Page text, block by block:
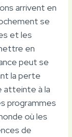
arrivent en
se
et les
en
peut se
la perte
atteinte à la
programmes
où les
de